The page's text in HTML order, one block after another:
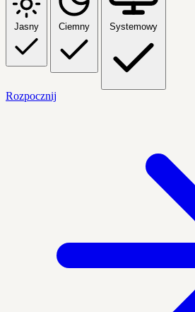
Jasny Ciemny Systemowy
Rozpocznij